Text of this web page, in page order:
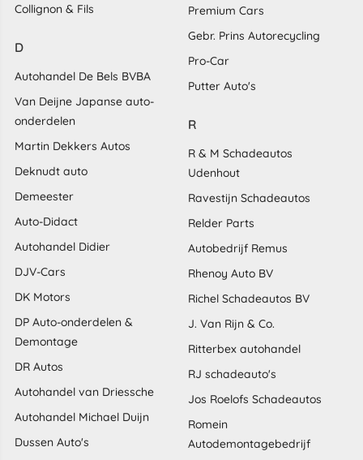
Collignon & Fils
D
Autohandel De Bels BVBA
Van Deijne Japanse auto-
onderdelen
Martin Dekkers Autos
Deknudt auto
Demeester
Auto-Didact
Autohandel Didier
DJV-Cars
DK Motors
DP Auto-onderdelen &
Demontage
DR Autos
Autohandel van Driessche
Autohandel Michael Duijn
Dussen Auto's
Premium Cars
Gebr. Prins Autorecycling
Pro-Car
Putter Auto's
R
R & M Schadeautos
Udenhout
Ravestijn Schadeautos
Relder Parts
Autobedrijf Remus
Rhenoy Auto BV
Richel Schadeautos BV
J. Van Rijn & Co.
Ritterbex autohandel
RJ schadeauto's
Jos Roelofs Schadeautos
Romein
Autodemontagebedrijf